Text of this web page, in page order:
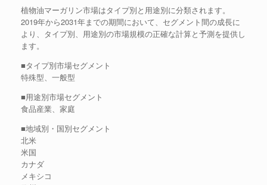
植物油マーガリン市場はタイプ別と用途別に分類されます。
2019年から2031年までの期間において、セグメント間の成長に
より、タイプ別、用途別の市場規模の正確な計算と予測を提供し
ます。
■タイプ別市場セグメント
特殊型、一般型
■用途別市場セグメント
食品産業、家庭
■地域別・国別セグメント
北米
米国
カナダ
メキシコ